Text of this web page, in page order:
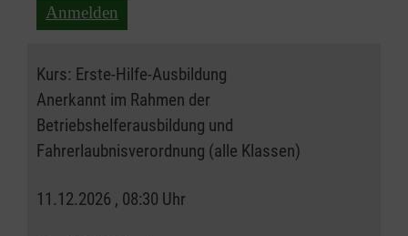
Anmelden
Kurs: Erste-Hilfe-Ausbildung
Anerkannt im Rahmen der
Betriebshelferausbildung und
Fahrerlaubnisverordnung (alle Klassen)
11.12.2026 , 08:30 Uhr